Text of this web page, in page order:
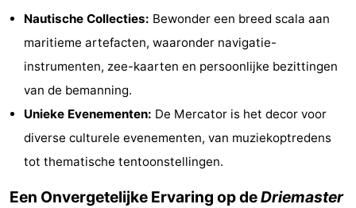
Steden
Sporten
Zwembaden
Fietsen
Wandelen
Paardrijden
-
Nautische Collecties: Bewonder een breed scala aan
maritieme artefacten, waaronder navigatie-
instrumenten, zee-kaarten en persoonlijke bezittingen
van de bemanning.
Unieke Evenementen: De Mercator is het decor voor
diverse culturele evenementen, van muziekoptredens
tot thematische tentoonstellingen.
Een Onvergetelijke Ervaring op deDriemaster